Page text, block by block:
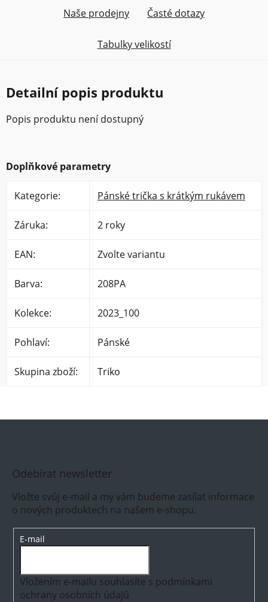
Naše prodejny Časté dotazy
Tabulky velikostí
Detailní popis produktu
Popis produktu není dostupný
Doplňkové parametry
Kategorie: Pánské trička s krátkým rukávem
Záruka: 2 roky
EAN: Zvolte variantu
Barva: 208PA
Kolekce: 2023_100
Pohlaví: Pánské
Skupina zboží: Triko
Odebírat newsletter
Vložte svůj e-mail a my vám budeme zasílat informace
o nových produktech na našem e-shopu.
E-mail
Vložením e-mailu souhlasíte s podmínkami
ochrany osobních údajů